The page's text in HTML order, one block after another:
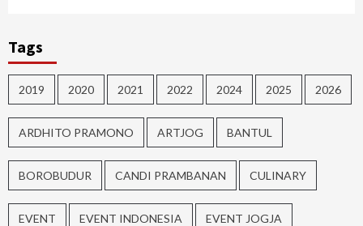
Tags
2019 2020 2021 2022 2024 2025 2026
ARDHITO PRAMONO ARTJOG BANTUL
BOROBUDUR CANDI PRAMBANAN CULINARY
EVENT EVENT INDONESIA EVENT JOGJA